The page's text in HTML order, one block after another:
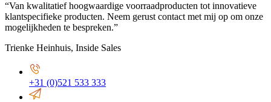
“Van kwalitatief hoogwaardige voorraadproducten tot innovatieve
klantspecifieke producten. Neem gerust contact met mij op om onze
mogelijkheden te bespreken.”
Trienke Heinhuis, Inside Sales
+31 (0)521 533 333